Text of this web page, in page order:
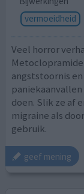
vermoeidheid
Veel horror
angststoornis
doen. Slik ze af
migraine als
gebruik.
geef mening